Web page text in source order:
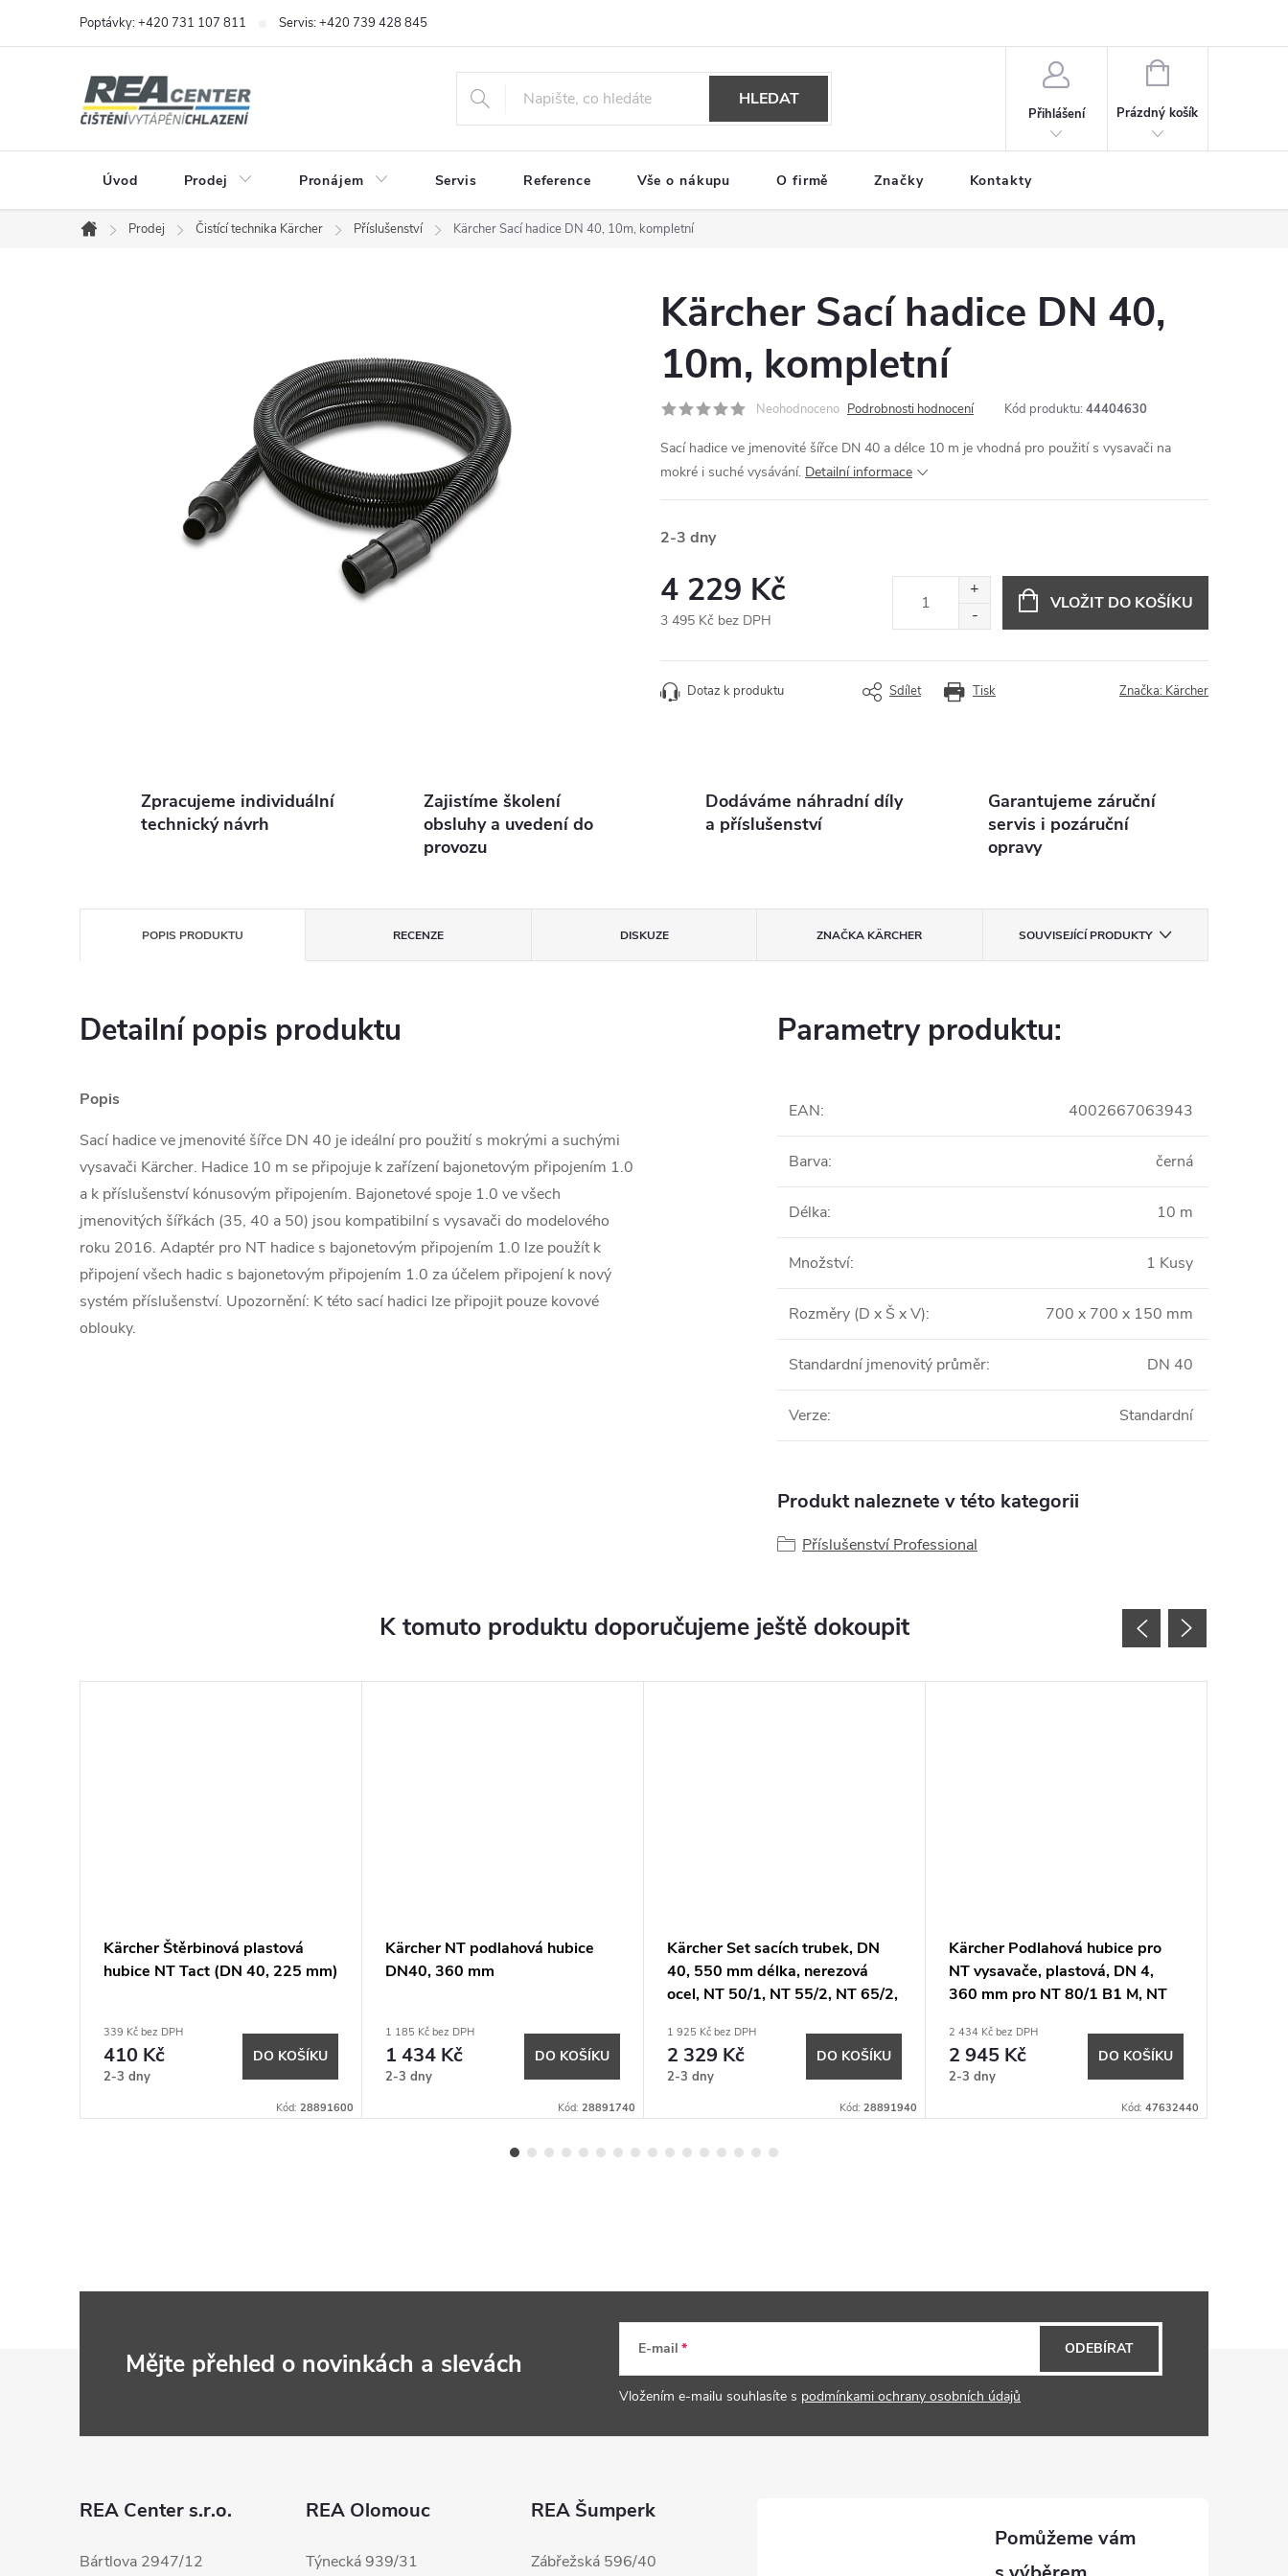
Poptávky: +420 731 107 811 Servis: +420 739 428 845
HLEDAT
Přihlášení
NÁKUPNÍ
Prázdný košík
Úvod Prodej Pronájem Servis Reference Vše o nákupu O firmě Značky Kontakty
Domů
Prodej Čistící technika Kärcher Příslušenství Kärcher Sací hadice DN 40, 10m, kompletní
Kärcher Sací hadice DN 40,
10m, kompletní
Neohodnoceno Podrobnosti hodnocení Kód produktu: 44404630
Sací hadice ve jmenovité šířce DN 40 a délce 10 m je vhodná pro použití s ​​vysavači na
mokré i suché vysávání. Detailní informace
2-3 dny
4 229 Kč
3 495 Kč bez DPH
cena:
VLOŽIT DO KOŠÍKU
Tisk
Dotaz k produktu Sdílet Značka: Kärcher
Zpracujeme individuální
technický návrh
Zajistíme školení
obsluhy a uvedení do
provozu
Dodáváme náhradní díly
a příslušenství
Garantujeme záruční
servis i pozáruční
opravy
POPIS PRODUKTU RECENZE DISKUZE ZNAČKA KÄRCHER SOUVISEJÍCÍ PRODUKTY
Detailní popis produktu
Popis
Sací hadice ve jmenovité šířce DN 40 je ideální pro použití s ​​mokrými a suchými
vysavači Kärcher. Hadice 10 m se připojuje k zařízení bajonetovým připojením 1.0
a k příslušenství kónusovým připojením. Bajonetové spoje 1.0 ve všech
jmenovitých šířkách (35, 40 a 50) jsou kompatibilní s vysavači do modelového
roku 2016. Adaptér pro NT hadice s bajonetovým připojením 1.0 lze použít k
připojení všech hadic s bajonetovým připojením 1.0 za účelem připojení k nový
systém příslušenství. Upozornění: K této sací hadici lze připojit pouze kovové
oblouky.
Parametry produktu:
EAN: 4002667063943
Barva: černá
Délka: 10 m
Množství: 1 Kusy
Rozměry (D x Š x V): 700 x 700 x 150 mm
Standardní jmenovitý průměr: DN 40
Verze: Standardní
Produkt naleznete v této kategorii
Příslušenství Professional
K tomuto produktu doporučujeme ještě dokoupit
Kärcher Štěrbinová plastová
hubice NT Tact (DN 40, 225 mm)
339 Kč bez DPH
410 Kč
2-3 dny
DO KOŠÍKU
Kód: 28891600
Kärcher NT podlahová hubice
DN40, 360 mm
1 185 Kč bez DPH
1 434 Kč
2-3 dny
DO KOŠÍKU
Kód: 28891740
Kärcher Set sacích trubek, DN
40, 550 mm délka, nerezová
ocel, NT 50/1, NT 55/2, NT 65/2,
1 925 Kč bez DPH
2 329 Kč
2-3 dny
DO KOŠÍKU
Kód: 28891940
Kärcher Podlahová hubice pro
NT vysavače, plastová, DN 4,
360 mm pro NT 80/1 B1 M, NT
2 434 Kč bez DPH
2 945 Kč
2-3 dny
DO KOŠÍKU
Kód: 47632440
Mějte přehled o novinkách a slevách E-mail
Vložením e-mailu souhlasíte s podmínkami ochrany osobních údajů
ODEBÍRAT
REA Center s.r.o.
Bártlova 2947/12
REA Olomouc
Týnecká 939/31
REA Šumperk
Zábřežská 596/40